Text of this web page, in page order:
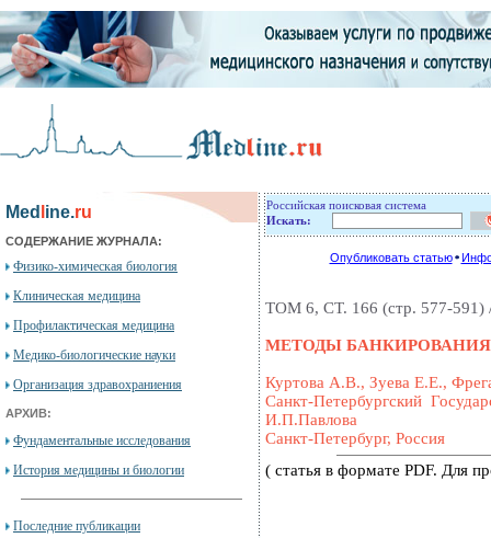
Med ine.ru
СОДЕРЖАНИЕ ЖУРНАЛА:
Физико-химическая биология
Клиническая медицина
Профилактическая медицина
Медико-биологические науки
Организация здравохраниения
АРХИВ:
Фундаментальные исследования
История медицины и биологии
Последние публикации
Российская поисковая система
Искать:
Опубликовать статью
ТОМ 6, СТ. 166 (стр. 577-591)
МЕТОДЫ
Куртова А.В., Зуева Е.Е.,
Санкт-Петербургский
И.П.Павлова
Санкт-Петербург, Россия
( статья в формате PDF. Для